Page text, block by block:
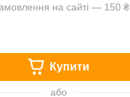
на сайті — 150 ₴
Купити
або